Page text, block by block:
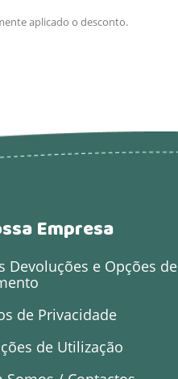
aplicado o desconto.
Empresa
Devoluções e Opções de
de Privacidade
de Utilização